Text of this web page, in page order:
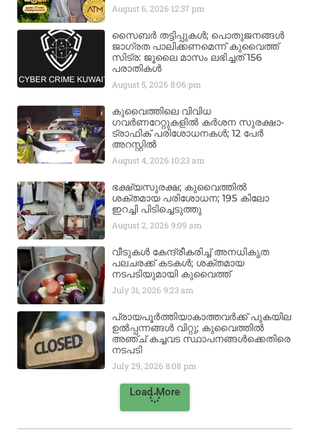
August 6, 2026 12:37 pm
സൈബർ തട്ടിപ്പുകൾ; പൊതുജനങ്ങൾ
ജാഗ്രത പാലിക്കണമെന്ന് കുവൈത്ത്
സിട്ര: ജൂലൈ മാസം ലഭിച്ചത് 156
പരാതികൾ
August 5, 20268:06 pm
കുവൈത്തിലെ വിവിധ
ഗവർണറേറ്റുകളിൽ കർശന സുരക്ഷാ-
ട്രാഫിക് പരിശോധനകൾ; 12 പേർ
അറസ്റ്റിൽ
August 4, 2026 10:23 am
ഭക്ഷ്യസുരക്ഷ; കുവൈത്തിൽ
ശക്തമായ പരിശോധന; 195 കിലോ
ഇറച്ചി പിടിച്ചെടുത്തു
August 2, 20269:09 am
വീടുകൾ കേന്ദ്രീകരിച്ച് അനധികൃത
പലചരക്ക് കടകൾ; ശക്തമായ
നടപടിയുമായി കുവൈത്ത്
July 31, 20269:23 am
പ്രായപൂർത്തിയാകാത്തവർക്ക് പുകയില
ഉൽപ്പന്നങ്ങൾ വിറ്റു; കുവൈത്തിൽ
അഞ്ച് കച്ചവട സ്ഥാപനങ്ങൾക്കെതിരെ
നടപടി
July 29, 20268:08 pm
Load More